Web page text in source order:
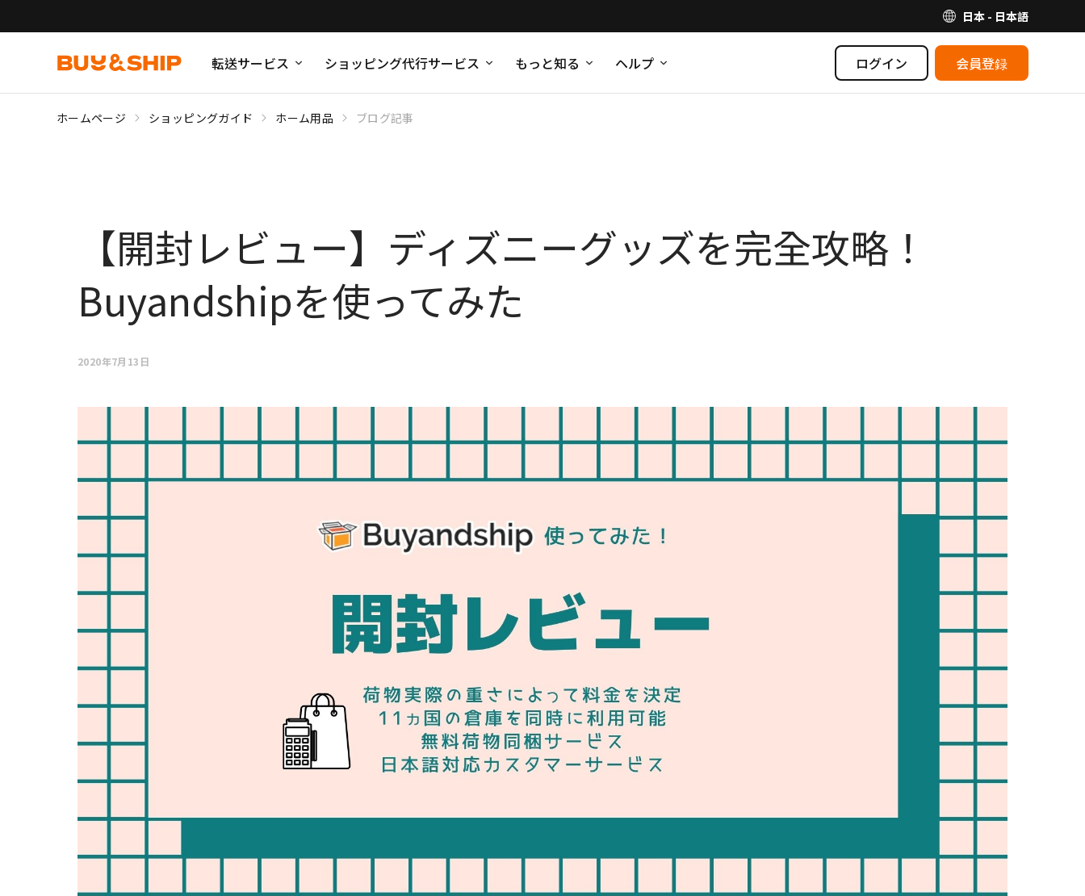
日本 - 日本語
転送サービス ショッピング代行サービス もっと知る ヘルプ ログイン 会員登録
ホームページ ショッピングガイド ホーム用品 ブログ記事
【開封レビュー】ディズニーグッズを完全攻略！
Buyandshipを使ってみた
2020年7月13日